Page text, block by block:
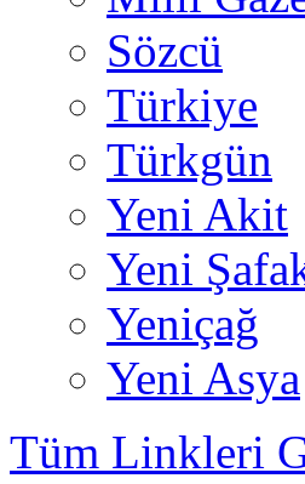
Sözcü
Türkiye
Türkgün
Yeni Akit
Yeni
Yeniçağ
Yeni Asya
Tüm Linkleri